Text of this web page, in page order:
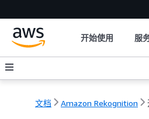
开始使用 服
文档 Amazon Rekognition